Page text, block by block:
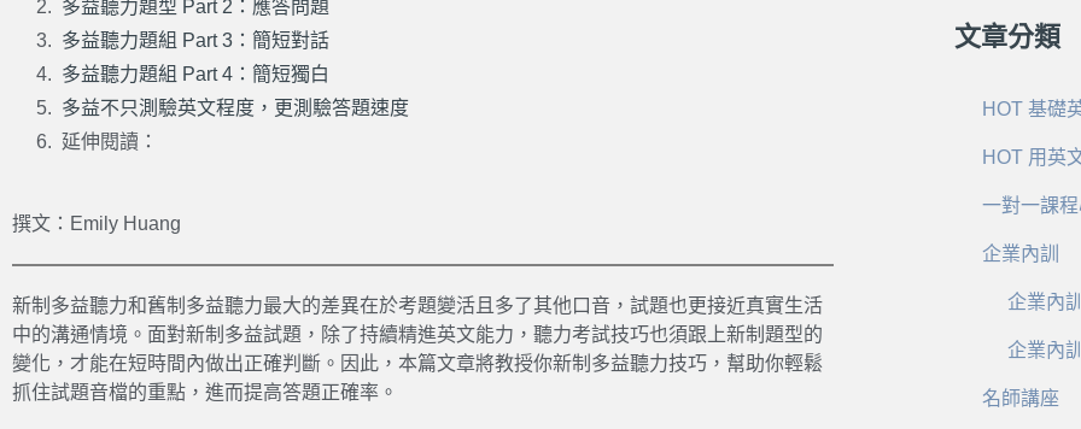
多益聽力題型 Part 2：應答問題
多益聽力題組 Part 3：簡短對話
多益聽力題組 Part 4：簡短獨白
多益不只測驗英文程度，更測驗答題速度
延伸閱讀：
撰文：Emily Huang
新制多益聽力和舊制多益聽力最大的差異在於考題變活且多了其他口音，試題也更接近真實生活
中的溝通情境。面對新制多益試題，除了持續精進英文能力，聽力考試技巧也須跟上新制題型的
變化，才能在短時間內做出正確判斷。因此，本篇文章將教授你新制多益聽力技巧，幫助你輕鬆
抓住試題音檔的重點，進而提高答題正確率。
文章分類
HOT 基礎
HOT 用英
一對一課
企業內訓
企業內
企業內
名師講座